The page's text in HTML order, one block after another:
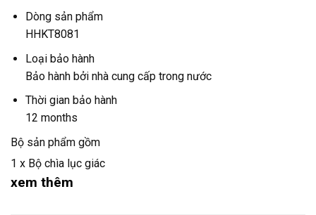
Dòng sản phẩm
HHKT8081
Loại bảo hành
Bảo hành bởi nhà cung cấp trong nước
Thời gian bảo hành
12 months
Bộ sản phẩm gồm
1 x Bộ chìa lục giác
xem thêm